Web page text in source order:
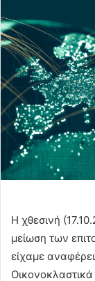
Η χθεσινή
μείωση των
είχαμε